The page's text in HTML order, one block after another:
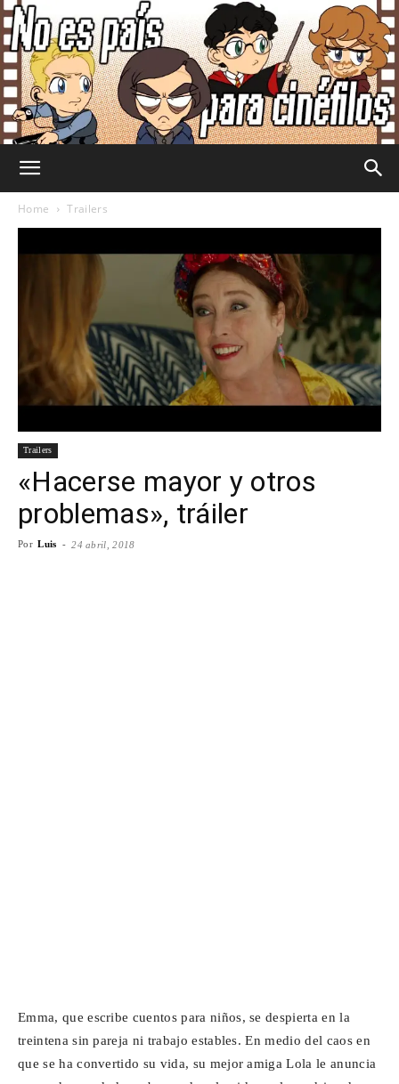
Es
País
Cinéfilos
Home Trailers
Trailers
«Hacerse mayor y otros
problemas», tráiler
Por Luis - 24 abril, 2018
Emma, que escribe cuentos para niños, se despierta en la
treintena sin pareja ni trabajo estables. En medio del caos en
que se ha convertido su vida, su mejor amiga Lola le anuncia